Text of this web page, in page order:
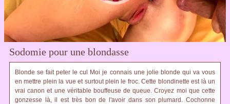
Sodomie pour une blondasse
Blonde se fait peter le cul Moi je connais une jolie blonde qui va vous
en mettre plein la vue et surtout plein le froc. Cette blondinette est là un
vrai canon et une véritable bouffeuse de queue. Croyez moi que cette
gonzesse là, il est très bon de l'avoir dans son plumard. Cochonne